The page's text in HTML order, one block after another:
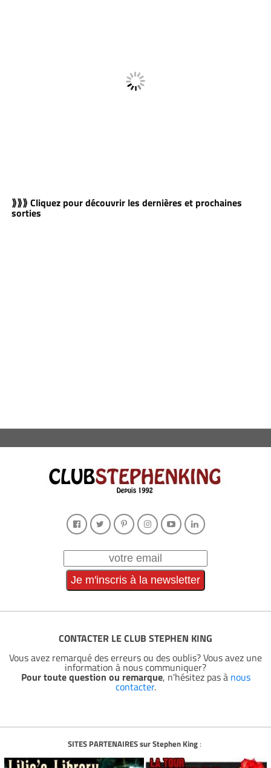
⟫⟫⟫ Cliquez pour découvrir les dernières et prochaines
sorties
CONTACTER LE CLUB STEPHEN KING
Vous avez remarqué des erreurs ou des oublis? Vous avez une
information à nous communiquer?
Pour toute question ou remarque, n'hésitez pas à nous
contacter.
SITES PARTENAIRES sur Stephen King: